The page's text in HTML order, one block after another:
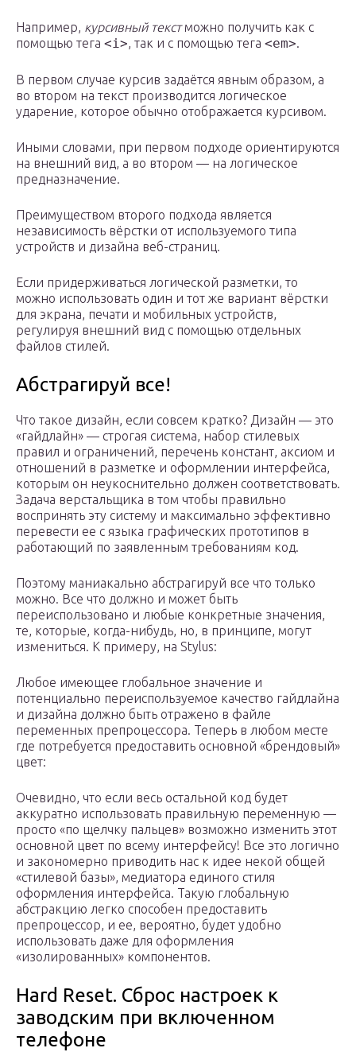
Например, курсивный текстможно получить как с
помощью тега <i>, так и с помощью тега <em>.
В первом случае курсив задаётся явным образом, а
во втором на текст производится логическое
ударение, которое обычно отображается курсивом.
Иными словами, при первом подходе ориентируются
на внешний вид, а во втором — на логическое
предназначение.
Преимуществом второго подхода является
независимость вёрстки от используемого типа
устройств и дизайна веб-страниц.
Если придерживаться логической разметки, то
можно использовать один и тот же вариант вёрстки
для экрана, печати и мобильных устройств,
регулируя внешний вид с помощью отдельных
файлов стилей.
Абстрагируй все!
Что такое дизайн, если совсем кратко? Дизайн — это
«гайдлайн» — строгая система, набор стилевых
правил и ограничений, перечень констант, аксиом и
отношений в разметке и оформлении интерфейса,
которым он неукоснительно должен соответствовать.
Задача верстальщика в том чтобы правильно
воспринять эту систему и максимально эффективно
перевести ее с языка графических прототипов в
работающий по заявленным требованиям код.
Поэтому маниакально абстрагируй все что только
можно. Все что должно и может быть
переиспользовано и любые конкретные значения,
те, которые, когда-нибудь, но, в принципе, могут
измениться. К примеру, на Stylus:
Любое имеющее глобальное значение и
потенциально переиспользуемое качество гайдлайна
и дизайна должно быть отражено в файле
переменных препроцессора. Теперь в любом месте
где потребуется предоставить основной «брендовый»
цвет:
Очевидно, что если весь остальной код будет
аккуратно использовать правильную переменную —
просто «по щелчку пальцев» возможно изменить этот
основной цвет по всему интерфейсу! Все это логично
и закономерно приводить нас к идее некой общей
«стилевой базы», медиатора единого стиля
оформления интерфейса. Такую глобальную
абстракцию легко способен предоставить
препроцессор, и ее, вероятно, будет удобно
использовать даже для оформления
«изолированных» компонентов.
Hard Reset. Сброс настроек к
заводским при включенном
телефоне